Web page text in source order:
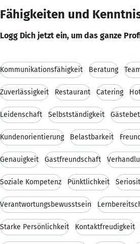
Fähigkeiten und
Logg Dich jetzt ein, um das ganze
Kommunikationsfähigkeit Beratung
Zuverlässigkeit Restaurant Catering
Leidenschaft Selbstständigkeit
Kundenorientierung Belastbarkeit
Genauigkeit Gastfreundschaft
Soziale Kompetenz Pünktlichkeit
Verantwortungsbewusstsein
Starke Persönlichkeit Kontaktfreudigkeit